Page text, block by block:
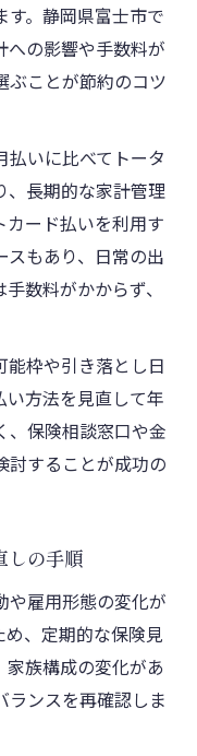
す。静岡県富士市で
への影響や手数料が
ぶことが節約のコツ
いに比べてトータ
、長期的な家計管理
カード払いを利用す
スもあり、日常の出
数料がかからず、
能枠や引き落とし日
い方法を見直して年
、保険相談窓口や金
討することが成功の
しの手順
や雇用形態の変化が
、定期的な保険見
族構成の変化があ
ランスを再確認しま